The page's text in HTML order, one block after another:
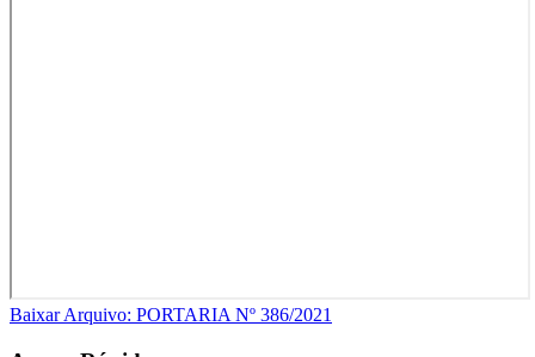
Baixar Arquivo: PORTARIA Nº 386/2021